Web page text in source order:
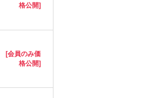
格公開]
[会員のみ価
格公開]